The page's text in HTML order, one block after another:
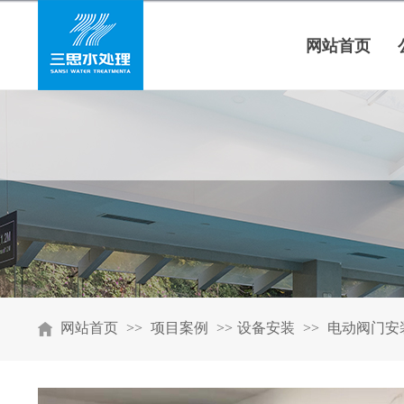
网站首页
网站首页 >> 项目案例 >> 设备安装 >> 电动阀门安